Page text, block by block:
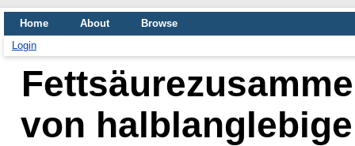
Home About
Browse
Login
von